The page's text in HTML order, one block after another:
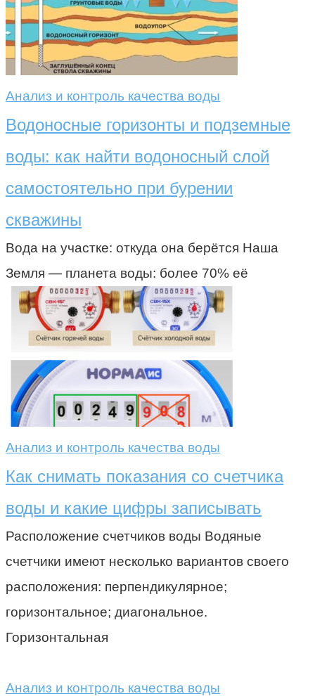
Анализ и контроль качества воды
Водоносные горизонты и подземные
воды: как найти водоносный слой
самостоятельно при бурении
скважины
Вода на участке: откуда она берётся Наша
Земля — планета воды: более 70% её
Анализ и контроль качества воды
Как снимать показания со счетчика
воды и какие цифры записывать
Расположение счетчиков воды Водяные
счетчики имеют несколько вариантов своего
расположения: перпендикулярное;
горизонтальное; диагональное.
Горизонтальная
Анализ и контроль качества воды